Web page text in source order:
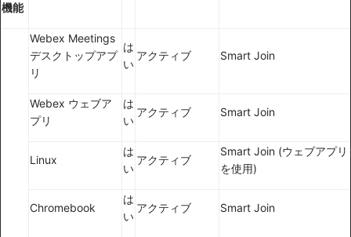
機能
Webex Meetings
デスクトップアプ
リ
は
い
アクティブ Smart Join
Webex ウェブア
プリ
は
い
アクティブ Smart Join
Linux
は
い
アクティブ
Smart Join (ウェブアプリ
を使用)
Chromebook
は
い
アクティブ Smart Join